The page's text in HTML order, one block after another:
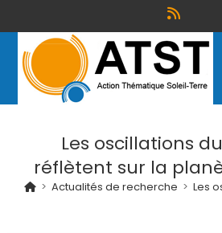
Les oscillations
réflètent sur la
> Actualités de recherche > Les